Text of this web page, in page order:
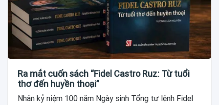
Ra mắt cuốn sách “Fidel Castro Ruz: Từ tuổi
thơ đến huyền thoại”
Nhân kỷ niệm 100 năm Ngày sinh Tổng tư lệnh Fidel